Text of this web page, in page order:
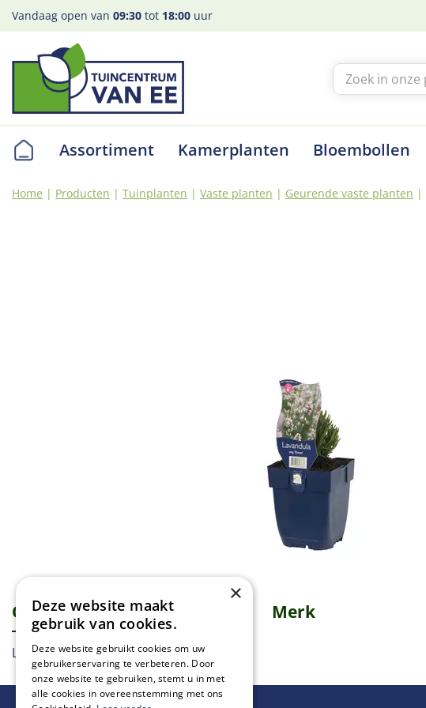
Ga
naar
Home Producten Tuinplanten Vaste planten Geurende vaste planten
Vandaag open van 09:30 tot 18:00 uur
Assortiment Kamerplanten Bloembollen
Omschrijving Specificaties Merk
Lavendel, Lavender, Lavande
×
Deze website maakt
gebruik van cookies.
Deze website gebruikt cookies om uw
gebruikerservaring te verbeteren. Door
onze website te gebruiken, stemt u in met
alle cookies in overeenstemming met ons